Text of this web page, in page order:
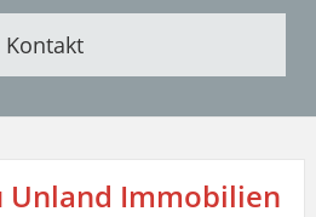
Kontakt
Unland Immobilien